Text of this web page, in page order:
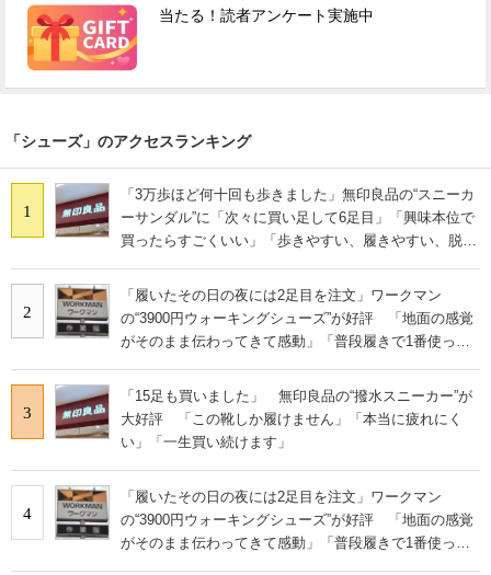
当たる！読者アンケート実施中
「シューズ」のアクセスランキング
1
「3万歩ほど何十回も歩きました」無印良品の“スニーカ
ーサンダル”に「次々に買い足して6足目」「興味本位で
買ったらすごくいい」「歩きやすい、履きやすい、脱ぎ
2
「履いたその日の夜には2足目を注文」ワークマン
の“3900円ウォーキングシューズ”が好評 「地面の感覚
がそのまま伝わってきて感動」「普段履きで1番使って
3
「15足も買いました」 無印良品の“撥水スニーカー”が
大好評 「この靴しか履けません」「本当に疲れにく
い」「一生買い続けます」
4
「履いたその日の夜には2足目を注文」ワークマン
の“3900円ウォーキングシューズ”が好評 「地面の感覚
がそのまま伝わってきて感動」「普段履きで1番使って